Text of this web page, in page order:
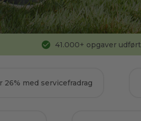
41.000+ opgaver udført
26% med servicefradrag